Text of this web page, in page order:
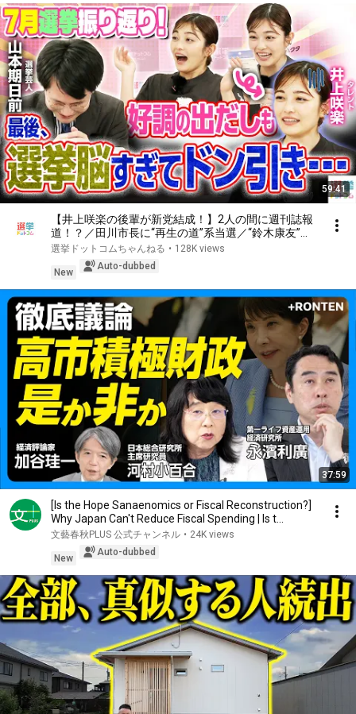
59:41
【井上咲楽の後輩が新党結成！】2人の間に週刊誌報
道！？／田川市長に“再生の道”系当選／“鈴木康友”氏
が事務所侵入で辞職願【井上咲楽×山本期日前】｜選
挙ドットコムちゃんねる
選挙ドットコムちゃんねる • 128K views
New
Auto-dubbed
37:59
[Is the Hope Sanaenomics or Fiscal Reconstruction?]
Why Japan Can't Reduce Fiscal Spending | Is t...
文藝春秋PLUS 公式チャンネル • 24K views
New
Auto-dubbed